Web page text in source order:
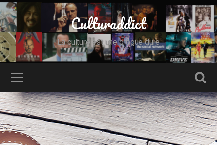
Culturaddict
La culture est une drogue dure